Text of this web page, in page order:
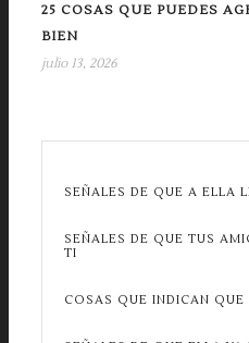
25 COSAS QUE PUEDES
BIEN
julio 13, 2026
SEÑALES DE QUE A ELLA
SEÑALES DE QUE TUS
TI
COSAS QUE INDICAN